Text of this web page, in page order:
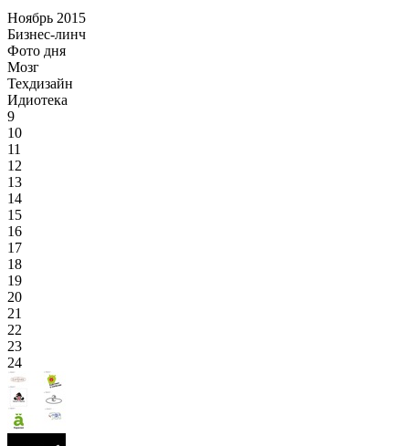
Ноябрь 2015
Бизнес-линч
Фото дня
Мозг
Техдизайн
Идиотека
9
10
11
12
13
14
15
16
17
18
19
20
21
22
23
24